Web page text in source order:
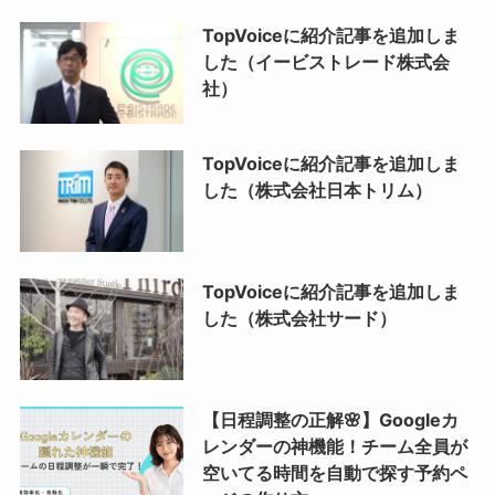
TopVoiceに紹介記事を追加しま
した（イービストレード株式会
社）
TopVoiceに紹介記事を追加しま
した（株式会社日本トリム）
TopVoiceに紹介記事を追加しま
した（株式会社サード）
【日程調整の正解🌸】Googleカ
レンダーの神機能！チーム全員が
空いてる時間を自動で探す予約ペ